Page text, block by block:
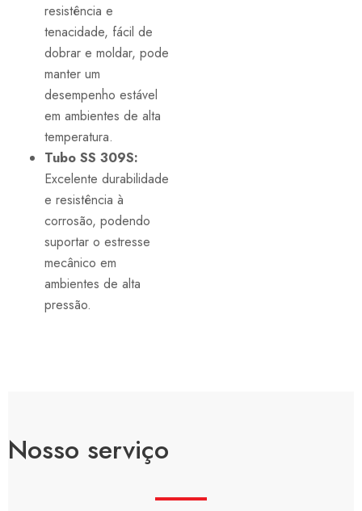
resistência e
tenacidade, fácil de
dobrar e moldar, pode
manter um
desempenho estável
em ambientes de alta
temperatura.
Tubo SS 309S:
Excelente durabilidade
e resistência à
corrosão, podendo
suportar o estresse
mecânico em
ambientes de alta
pressão.
Nosso serviço